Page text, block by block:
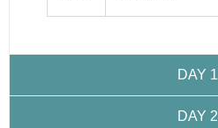
DAY 1
DAY 2